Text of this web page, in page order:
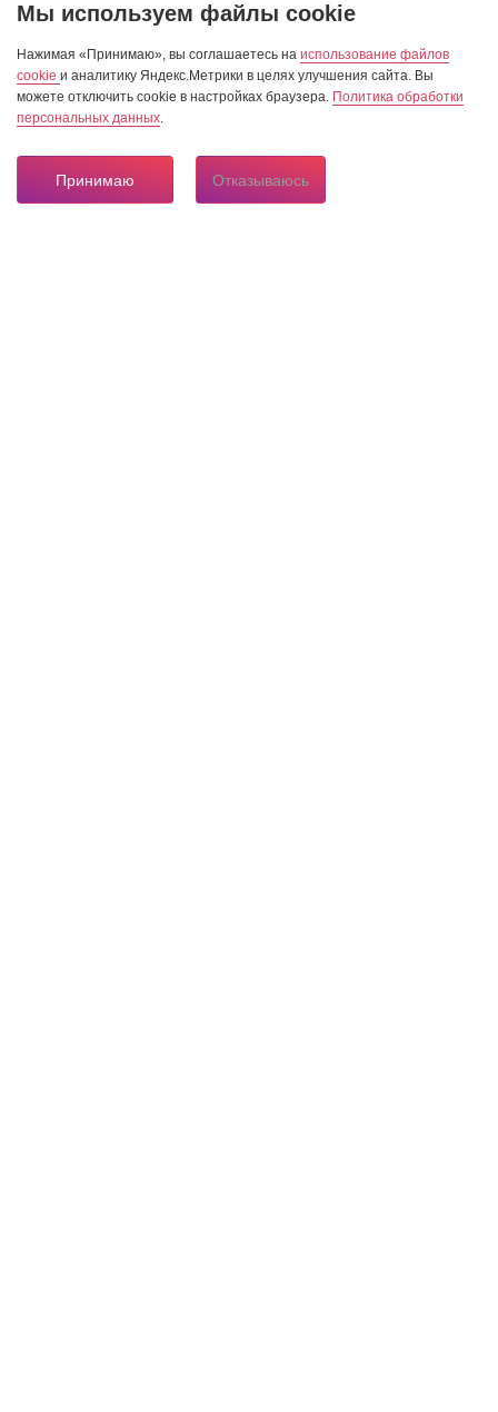
Мы используем файлы cookie
Нажимая «Принимаю», вы соглашаетесь на использование файлов
cookie и аналитику Яндекс.Метрики в целях улучшения сайта. Вы
можете отключить cookie в настройках браузера. Политика обработки
персональных данных.
Принимаю Отказываюсь